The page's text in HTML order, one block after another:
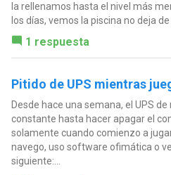
la rellenamos hasta el nivel más
los días, vemos la piscina no deja de
1 respuesta
Pitido de UPS mientras
Desde hace una semana, el UPS
constante hasta hacer apagar el
solamente cuando comienzo a
navego, uso software ofimática o
siguiente:...